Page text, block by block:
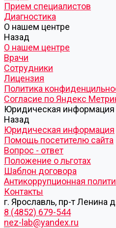
Прием специалистов
Диагностика
О нашем центре
Назад
О нашем центре
Врачи
Сотрудники
Лицензия
Политика
Согласие по Яндекс
Юридическая информация
Назад
Юридическая информация
Помощь посетителю сайта
Вопрос - ответ
Положение о льготах
Шаблон договора
Антикоррупционная
Контакты
г. Ярославль, пр-т Ленина
8 (4852) 679-544
nez-lab@yandex.ru